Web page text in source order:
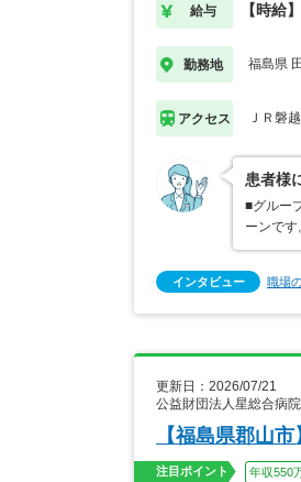
給与 【時給
勤務地 福島県
アクセス ＪＲ磐
患者様
■グルー
ーンで
インタビュー 職場
更新日：2026/07/21
公益財団法人星総合病
【福島県郡山
注目ポイント 年収550